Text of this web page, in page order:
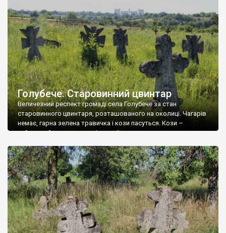
Голубече. Старовинний цвинтар
Величезний респект громаді села Голубече за стан
старовинного цвинтаря, розташованого на околиці. Чагарів
немає, гарна зелена травичка і кози пасуться. Кози –
найкращий регулятор шкідливої, для старих кладовищ,
бруньками, кози ті бруньки обгризають, бо то улюблений
делікатес. На цвинтарі у Голубечому ціла колекція
різноманітних форм хрестів. Село відносно невелике, […]